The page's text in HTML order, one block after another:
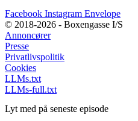
Facebook Instagram Envelope
© 2018-2026 - Boxengasse I/S
Annoncører
Presse
Privatlivspolitik
Cookies
LLMs.txt
LLMs-full.txt
Lyt med på seneste episode